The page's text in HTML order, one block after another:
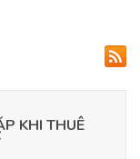
KHI THUÊ